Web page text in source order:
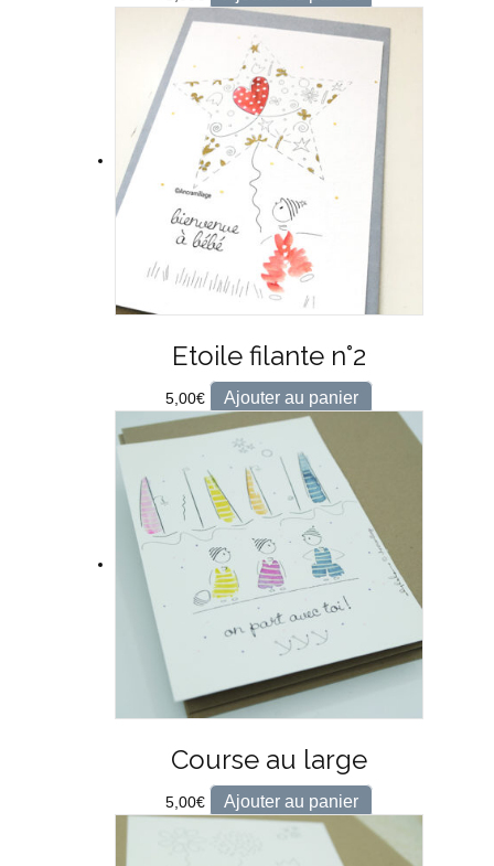
Etoile filante n°2
5,00€ Ajouter au panier
Course au large
5,00€ Ajouter au panier